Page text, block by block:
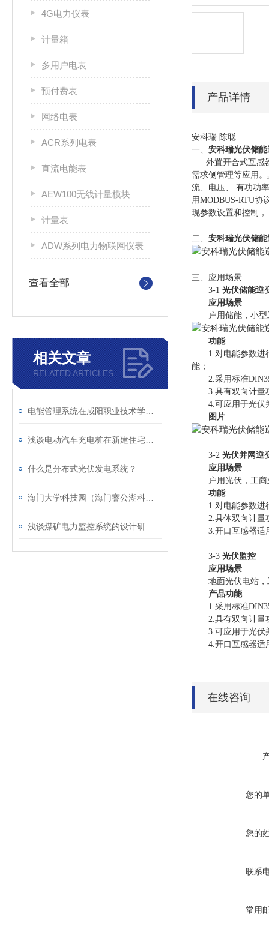
4G电力仪表
计量箱
多用户电表
预付费表
网络电表
ACR系列电表
直流电能表
AEW100无线计量模块
计量表
ADW系列电力物联网仪表
查看全部
相关文章
RELATED ARTICLES
什么是分布式光伏发电系统？
产品详情
安科瑞 陈聪
一、 安科瑞光伏储
外置开合式互感器
需求侧管理等应用
流、电压、 有功功
用MODBUS-RTU协
现参数设置和控制
二、 安科瑞光伏储
三、应用场景
3-1 光伏储能逆
应用场景
户用储能，小型
功能
1.对电能参数进行
能；
2.采用标准
3.具有双向计量功
4.可应用于光伏并
图片
3-2 光伏并网逆
应用场景
户用光伏，工商
功能
1.对电能参数进行
2.具体双向计量
3.开口互感器适用
3-3 光伏监控
应用场景
地面光伏电站，
产品功能
1.采用标准
2.具有双向计量功
3.可应用于光伏并
4.开口互感器适用
在线咨询
您的
您的
联系
常用